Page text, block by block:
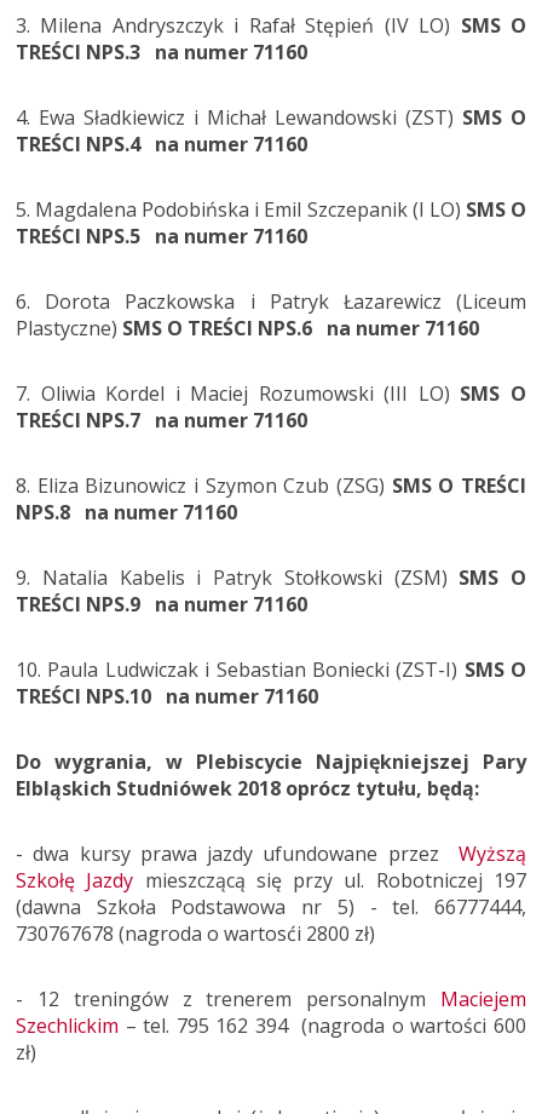
3. Milena Andryszczyk i Rafał Stępień (IV LO) SMS O
TREŚCI NPS.3 na numer 71160
4. Ewa Sładkiewicz i Michał Lewandowski (ZST) SMS O
TREŚCI NPS.4 na numer 71160
5. Magdalena Podobińska i Emil Szczepanik (I LO) SMS O
TREŚCI NPS.5 na numer 71160
6. Dorota Paczkowska i Patryk Łazarewicz (Liceum
Plastyczne) SMS O TREŚCI NPS.6 na numer 71160
7. Oliwia Kordel i Maciej Rozumowski (III LO) SMS O
TREŚCI NPS.7 na numer 71160
8. Eliza Bizunowicz i Szymon Czub (ZSG) SMS O TREŚCI
NPS.8 na numer 71160
9. Natalia Kabelis i Patryk Stołkowski (ZSM) SMS O
TREŚCI NPS.9 na numer 71160
10. Paula Ludwiczak i Sebastian Boniecki (ZST-I) SMS O
TREŚCI NPS.10 na numer 71160
Do wygrania, w Plebiscycie Najpiękniejszej Pary
Elbląskich Studniówek 2018 oprócz tytułu, będą:
- dwa kursy prawa jazdy ufundowane przez Wyższą
Szkołę Jazdy mieszczącą się przy ul. Robotniczej 197
(dawna Szkoła Podstawowa nr 5) - tel. 66777444,
730767678 (nagroda o wartosći 2800 zł)
- 12 treningów z trenerem personalnym Maciejem
Szechlickim – tel. 795 162 394 (nagroda o wartości 600
zł)